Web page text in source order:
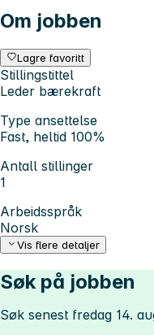
Om jobben
Lagre favoritt
Stillingstittel
Leder bærekraft
Type ansettelse
Fast, heltid 100%
Antall stillinger
1
Arbeidsspråk
Norsk
Vis flere detaljer
Søk på jobben
Søk senest fredag 14.